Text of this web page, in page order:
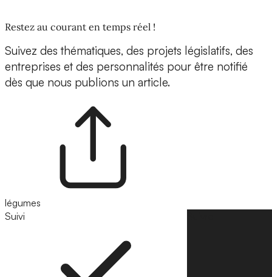
Restez au courant en temps réel !
Suivez des thématiques, des projets législatifs, des
entreprises et des personnalités pour être notifié
dès que nous publions un article.
légumes
Suivi